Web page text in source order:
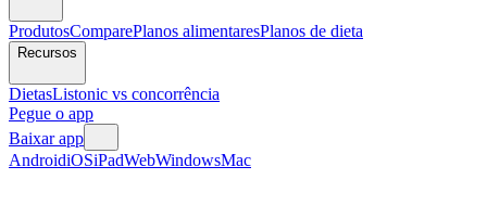
ProdutosComparePlanos alimentaresPlanos de dieta
Recursos
DietasListonic vs concorrência
Pegue o app
Baixar app
AndroidiOSiPadWebWindowsMac